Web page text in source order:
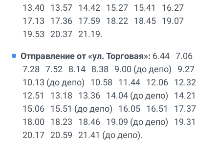
13.40 13.57 14.42 15.27 15.41 16.27
17.13 17.36 17.59 18.22 18.45 19.07
19.53 20.37 21.19.
Отправление от «ул. Торговая»: 6.44 7.06
7.28 7.52 8.14 8.38 9.00 (до депо) 9.27
10.13 (до депо) 10.58 11.44 12.06 12.32
12.51 13.18 13.36 14.04 (до депо) 14.21
15.06 15.51 (до депо) 16.05 16.51 17.37
18.00 18.23 18.46 19.09 (до депо) 19.31
20.17 20.59 21.41 (до депо).